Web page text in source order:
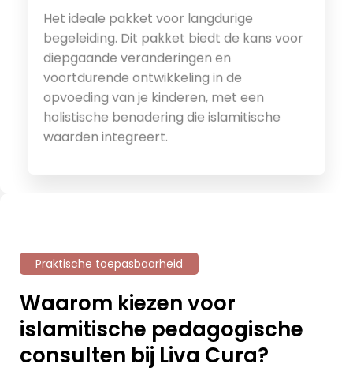
Het ideale pakket voor langdurige
begeleiding. Dit pakket biedt de kans voor
diepgaande veranderingen en
voortdurende ontwikkeling in de
opvoeding van je kinderen, met een
holistische benadering die islamitische
waarden integreert.
Praktische toepasbaarheid
Waarom kiezen voor
islamitische pedagogische
consulten bij Liva Cura?